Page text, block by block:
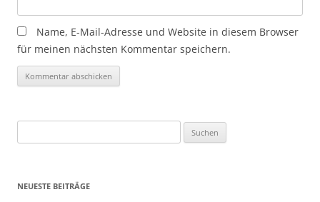
Name, E-Mail-Adresse und Website in diesem Browser
für meinen nächsten Kommentar speichern.
nach:
NEUESTE BEITRÄGE